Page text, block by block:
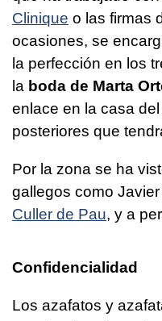
Clinique o las firmas
ocasiones, se
la perfección en los
la boda de Marta
enlace en la casa
posteriores que
Por la zona se ha
gallegos como
Culler de Pau, y a
Confidencialidad
Los azafatos y